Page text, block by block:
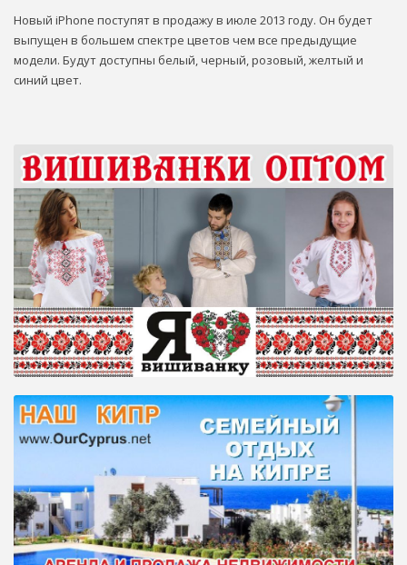
Новый iPhone поступят в продажу в июле 2013 году. Он будет
выпущен в большем спектре цветов чем все предыдущие
модели. Будут доступны белый, черный, розовый, желтый и
синий цвет.